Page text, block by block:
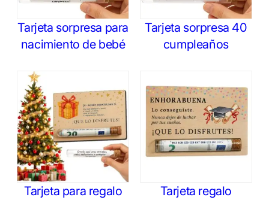
Tarjeta sorpresa para
nacimiento de bebé
Tarjeta sorpresa 40
cumpleaños
Tarjeta para regalo
Tarjeta regalo